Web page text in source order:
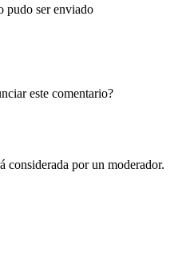
pudo ser enviado
este comentario?
considerada por un moderador.